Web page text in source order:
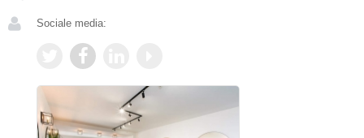
Sociale media: